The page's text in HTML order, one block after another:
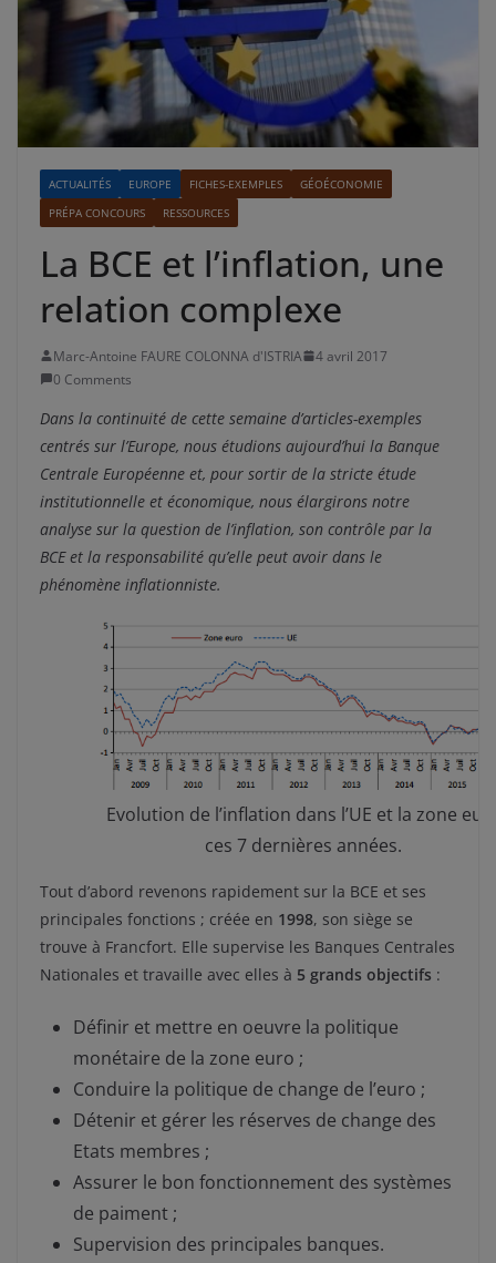
ACTUALITÉS EUROPE FICHES-EXEMPLES
GÉOÉCONOMIE
PRÉPA CONCOURS
RESSOURCES
La BCE et l’inflation, une
relation complexe
Marc-Antoine FAURE COLONNA d'ISTRIA
4 avril 2017
0 Comments
Dans la continuité de cette semaine d’articles-exemples
centrés sur l’Europe, nous étudions aujourd’hui la Banque
Centrale Européenne et, pour sortir de la stricte étude
institutionnelle et économique, nous élargirons notre
analyse sur la question de l’inflation, son contrôle par la
BCE et la responsabilité qu’elle peut avoir dans le
phénomène inflationniste.
Evolution de l’inflation dans l’UE et la zone
ces 7 dernières années.
Tout d’abord revenons rapidement sur la BCE et ses
principales fonctions ; créée en 1998, son siège se
trouve à Francfort. Elle supervise les Banques Centrales
Nationales et travaille avec elles à 5 grands objectifs :
Définir et mettre en oeuvre la politique
monétaire de la zone euro ;
Conduire la politique de change de l’euro ;
Détenir et gérer les réserves de change des
Etats membres ;
Assurer le bon fonctionnement des systèmes
de paiment ;
Supervision des principales banques.